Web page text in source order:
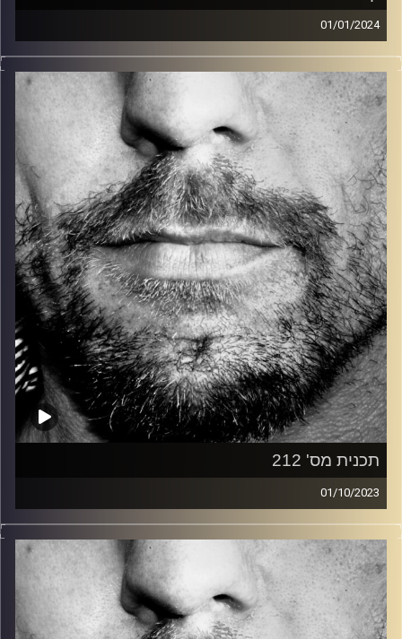
01/01/2024
זיפים, מוזיקה מחוספסת של הופעות חיות. הרבה ג'אם, רוק,
בלוז, bluegrass, ג'אז, Fאנק, פרוגרסיב ואפילו אלקטרוניקה.
כל מה שחי, אמיתי ונושם.
עם שמוליק רגב.
קרדיט תמונות: David Goehring
תכנית מס' 212
01/10/2023
זיפים, מוזיקה מחוספסת של הופעות חיות. הרבה ג'אם, רוק,
בלוז, bluegrass, ג'אז, Fאנק, פרוגרסיב ואפילו אלקטרוניקה.
כל מה שחי, אמיתי ונושם.
עם שמוליק רגב.
קרדיט תמונות: David Goehring